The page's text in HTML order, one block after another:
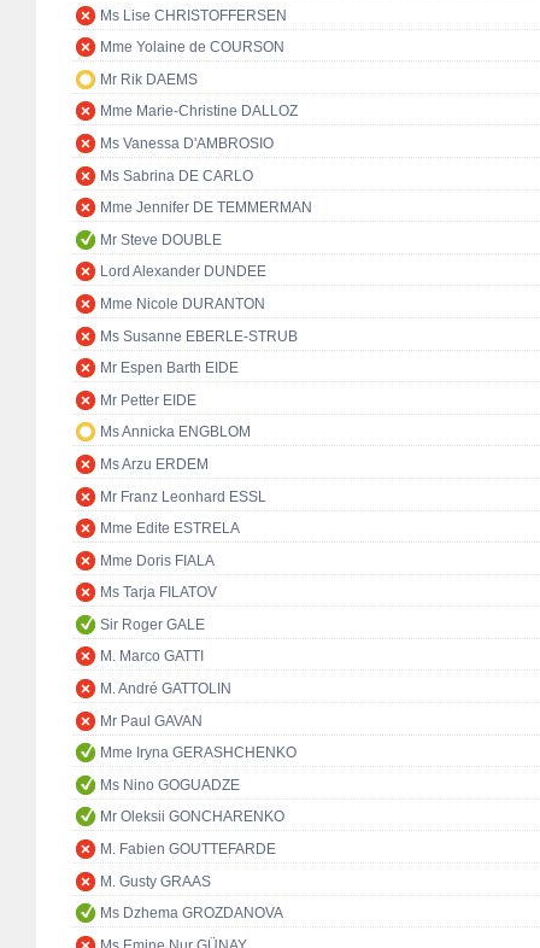
Ms Lise CHRISTOFFERSEN
Mme Yolaine de COURSON
Mr Rik DAEMS
Mme Marie-Christine DALLOZ
Ms Vanessa D'AMBROSIO
Ms Sabrina DE CARLO
Mme Jennifer DE TEMMERMAN
Mr Steve DOUBLE
Lord Alexander DUNDEE
Mme Nicole DURANTON
Ms Susanne EBERLE-STRUB
Mr Espen Barth EIDE
Mr Petter EIDE
Ms Annicka ENGBLOM
Ms Arzu ERDEM
Mr Franz Leonhard ESSL
Mme Edite ESTRELA
Mme Doris FIALA
Ms Tarja FILATOV
Sir Roger GALE
M. Marco GATTI
M. André GATTOLIN
Mr Paul GAVAN
Mme Iryna GERASHCHENKO
Ms Nino GOGUADZE
Mr Oleksii GONCHARENKO
M. Fabien GOUTTEFARDE
M. Gusty GRAAS
Ms Dzhema GROZDANOVA